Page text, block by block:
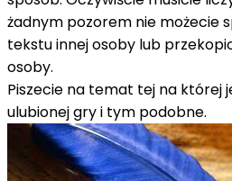
żadnym pozorem nie możecie
tekstu innej osoby lub
osoby.
Piszecie na temat tej na której
ulubionej gry i tym podobne.